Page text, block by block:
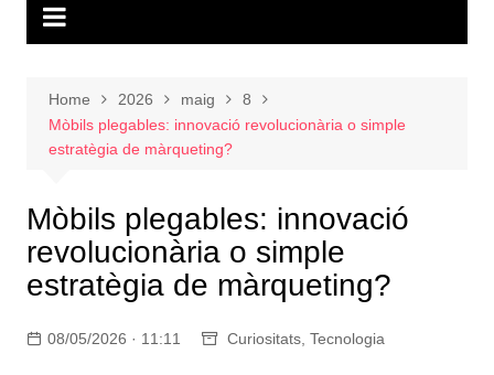
Home 2026 maig
8
Mòbils plegables: innovació revolucionària o simple
estratègia de màrqueting?
Mòbils plegables: innovació
revolucionària o simple
estratègia de màrqueting?
08/05/2026 · 11:11 Curiositats, Tecnologia